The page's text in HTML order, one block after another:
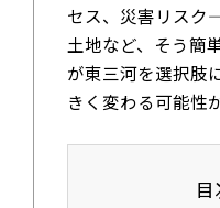
セス、災害リス
土地など、そう簡
が東三河を選択肢
きく変わる可能性